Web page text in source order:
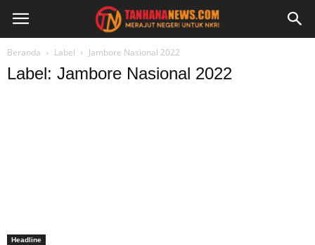
Beranda Label Jambore Nasional 2022
Label: Jambore Nasional 2022
Headline